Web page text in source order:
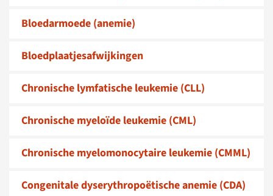
Bloedarmoede (anemie)
Bloedplaatjes­afwijkingen
Chronische lymfatische leukemie (CLL)
Chronische myeloïde leukemie (CML)
Chronische myelomonocytaire leukemie (CMML)
Congenitale dyserythropoëtische anemie (CDA)